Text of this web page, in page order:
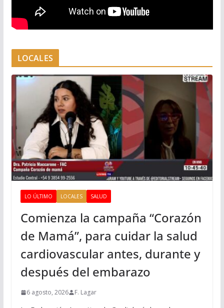
LOCALES
LO ÚLTIMO LOCALES SALUD
Comienza la campaña “Corazón
de Mamá”, para cuidar la salud
cardiovascular antes, durante y
después del embarazo
6 agosto, 2026 F. Lagar